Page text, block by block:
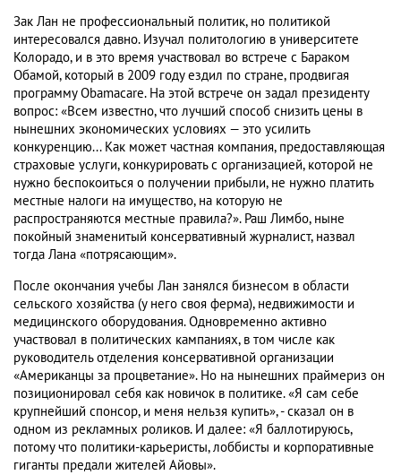
Зак Лан не профессиональный политик, но политикой
интересовался давно. Изучал политологию в университете
Колорадо, и в это время участвовал во встрече с Бараком
Обамой, который в 2009 году ездил по стране, продвигая
программу Obamacare. На этой встрече он задал президенту
вопрос: «Всем известно, что лучший способ снизить цены в
нынешних экономических условиях — это усилить
конкуренцию... Как может частная компания, предоставляющая
страховые услуги, конкурировать с организацией, которой не
нужно беспокоиться о получении прибыли, не нужно платить
местные налоги на имущество, на которую не
распространяются местные правила?». Раш Лимбо, ныне
покойный знаменитый консервативный журналист, назвал
тогда Лана «потрясающим».
После окончания учебы Лан занялся бизнесом в области
сельского хозяйства (у него своя ферма), недвижимости и
медицинского оборудования. Одновременно активно
участвовал в политических кампаниях, в том числе как
руководитель отделения консервативной организации
«Американцы за процветание». Но на нынешних праймериз он
позиционировал себя как новичок в политике. «Я сам себе
крупнейший спонсор, и меня нельзя купить», - сказал он в
одном из рекламных роликов. И далее: «Я баллотируюсь,
потому что политики-карьеристы, лоббисты и корпоративные
гиганты предали жителей Айовы».